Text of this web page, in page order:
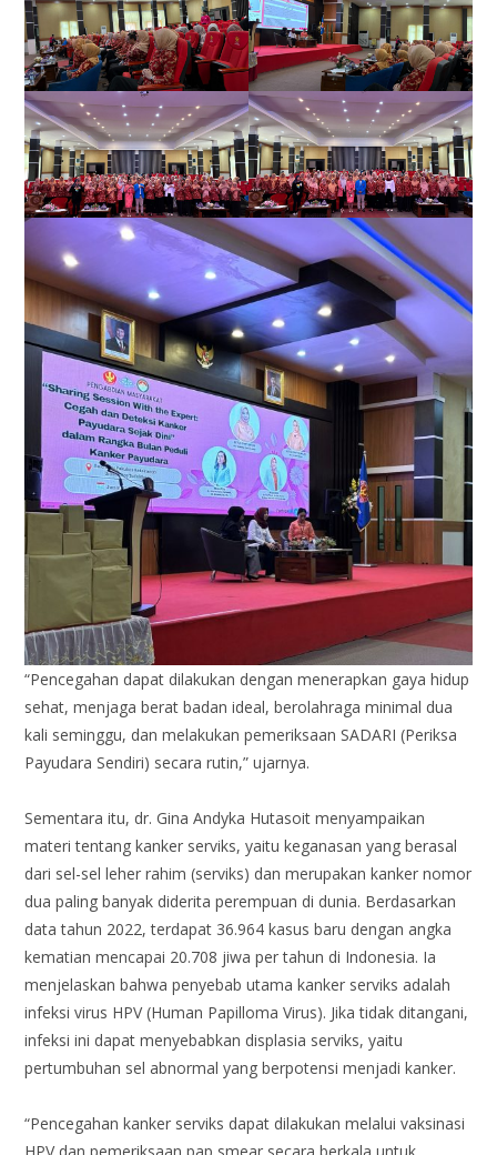
“Pencegahan dapat dilakukan dengan menerapkan gaya hidup
sehat, menjaga berat badan ideal, berolahraga minimal dua
kali seminggu, dan melakukan pemeriksaan SADARI (Periksa
Payudara Sendiri) secara rutin,” ujarnya.
Sementara itu, dr. Gina Andyka Hutasoit menyampaikan
materi tentang kanker serviks, yaitu keganasan yang berasal
dari sel-sel leher rahim (serviks) dan merupakan kanker nomor
dua paling banyak diderita perempuan di dunia. Berdasarkan
data tahun 2022, terdapat 36.964 kasus baru dengan angka
kematian mencapai 20.708 jiwa per tahun di Indonesia. Ia
menjelaskan bahwa penyebab utama kanker serviks adalah
infeksi virus HPV (Human Papilloma Virus). Jika tidak ditangani,
infeksi ini dapat menyebabkan displasia serviks, yaitu
pertumbuhan sel abnormal yang berpotensi menjadi kanker.
“Pencegahan kanker serviks dapat dilakukan melalui vaksinasi
HPV dan pemeriksaan pap smear secara berkala untuk